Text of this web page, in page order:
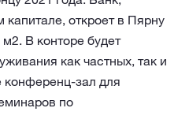
откроет в Пярну
В конторе будет
как частных, так и
конференц-зал для
по